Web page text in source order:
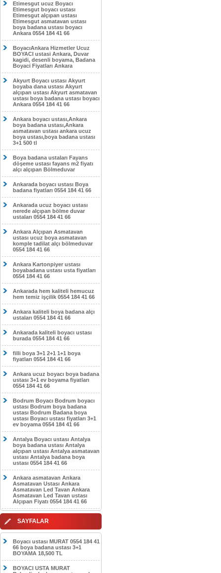
Etimesgut ucuz Boyacı
Etimesgut boyacı ustası
Etimesgut alçıpan ustası
Etimesgut asmatavan ustası
boya badana ustası boyacı
Ankara 0554 184 41 66
BoyacıAnkara Hizmetler Ucuz
BOYACI ustasi Ankara, Duvar
kagidi, desenli boyama, Badana
Boyaci Fiyatları Ankara
Akyurt Boyacı ustası Akyurt
boyaba dana ustası Akyurt
alçıpan ustası Akyurt asmatavan
ustası boya badana ustası boyacı
Ankara 0554 184 41 66
Ankara boyacı ustası,Ankara
boya badana ustası,Ankara
asmatavan ustası ankara ucuz
boya ustası,boya badana ustası
3+1 500 tl
Boya badana ustaları Fayans
döşeme ustası fayans m2 fiyatı
alçı alçıpan Bölmeduvar
Ankarada boyacı ustası Boya
badana fiyatları 0554 184 41 66
Ankarada ucuz boyacı ustası
nerede alçıpan bölme duvar
ustaları 0554 184 41 66
Ankara Alçıpan Asmatavan
ustası ucuz boya asmatavan
komple tadilat alçı bölmeduvar
0554 184 41 66
Ankara Kartonpiyer ustası
boyabadana ustası usta fiyatları
0554 184 41 66
Ankarada hem kaliteli hemucuz
hem temiz işçilik 0554 184 41 66
Ankara kaliteli boya badana alçı
ustaları 0554 184 41 66
Ankarada kaliteli boyacı ustası
burada 0554 184 41 66
filli boya 3+1 2+1 1+1 boya
fiyatları 0554 184 41 66
Ankara ucuz boyacı boya badana
ustası 3+1 ev boyama fiyatları
0554 184 41 66
Bodrum Boyacı Bodrum boyacı
ustası Bodrum boya badana
ustası Bodrum Badana boya
ustası Boyacı ustası fiyatları 3+1
ev boyama 0554 184 41 66
Antalya Boyacı ustası Antalya
boya badana ustası Antalya
alçıpan ustası Antalya asmatavan
ustası Antalya badana boya
ustası 0554 184 41 66
Ankara asmatavan Ankara
Asmatavan Ustası Ankara
Asmatavan Led Tavan Ankara
Asmatavan Led Tavan ustası
Alçıpan Fiyatı 0554 184 41 66
SAYFALAR
Boyacı ustası MURAT 0554 184 41
66 boya badana ustası 3+1
BOYAMA 18,500 TL
BOYACI USTA MURAT